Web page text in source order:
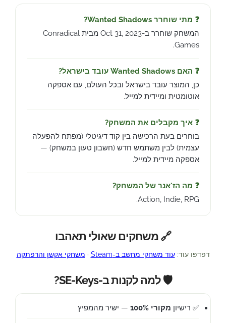
❓ מתי שוחרר Wanted Shadows?
המשחק שוחרר ב-Oct 31, 2023 מבית Conradical
Games.
❓ האם Wanted Shadows עובד בישראל?
כן, המוצר עובד בישראל ובכל העולם, עם אספקה
אוטומטית ומיידית למייל.
❓ איך מקבלים את המשחק?
בוחרים בעת הרכישה בין קוד דיגיטלי (מפתח להפעלה
עצמית) לבין משתמש חדש (חשבון טעון במשחק) —
אספקה מיידית למייל.
❓ מה הז'אנר של המשחק?
Action, Indie, RPG.
🔗 משחקים שאולי תאהבו
דפדפו עוד:עוד משחקי מחשב ב-Steam · משחקי אקשן והרפתקה
🛡️ למה לקנות ב-SE-Keys?
✅ רישיון מקורי 100% — ישיר מהמפיץ